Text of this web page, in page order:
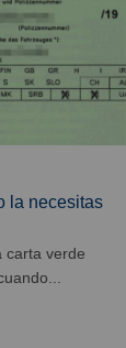
la necesitas
carta verde